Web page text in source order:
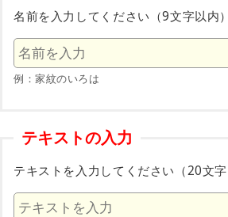
名前を入力してください（9文字以内）
例：家紋のいろは
テキストの入力
テキストを入力してください（20文字